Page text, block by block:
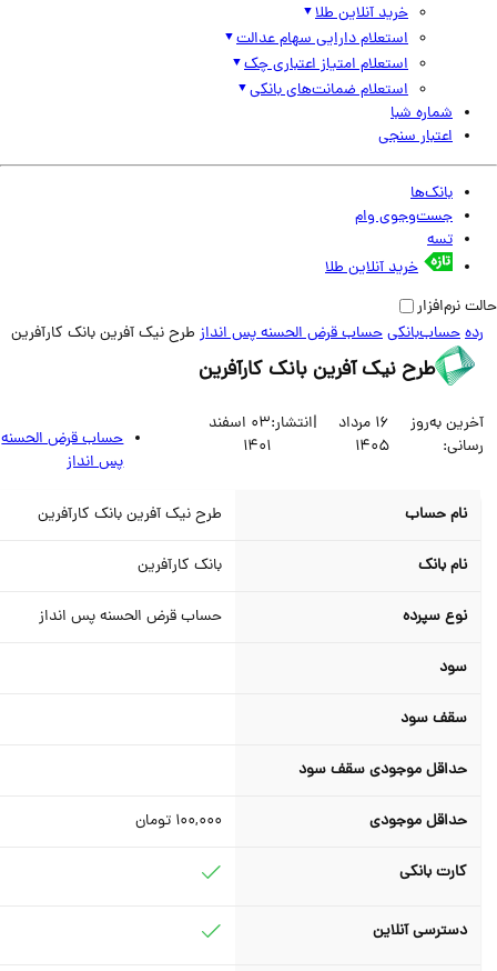
خرید آنلاین طلا
استعلام دارایی سهام عدالت
استعلام امتیاز اعتباری چک
استعلام ضمانت‌های بانکی
شماره شبا
اعتبار سنجی
بانک‌ها
جست‌وجوی وام
تسه
خرید آنلاین طلا
حساب‌بانکیحساب قرض الحسنه پس اندازطرح نیک آفرین بانک کارآفرین
طرح نیک آفرین بانک کارآفرین
به‌روز
16 مرداد
1405
|انتشار:
03 اسفند
1401
حساب قرض الحسنه
پس انداز
نام حساب طرح نیک آفرین بانک کارآفرین
نام بانک بانک کارآفرین
نوع سپرده حساب قرض الحسنه پس انداز
سود
سقف سود
حداقل موجودی سقف سود
حداقل موجودی 100,000تومان
کارت بانکی
دسترسی آنلاین